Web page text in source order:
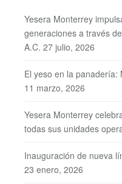
Yesera Monterrey
generaciones a través
A.C. 27 julio, 2026
El yeso en la panadería:
11 marzo, 2026
Yesera Monterrey
todas sus unidades
Inauguración de nueva
23 enero, 2026